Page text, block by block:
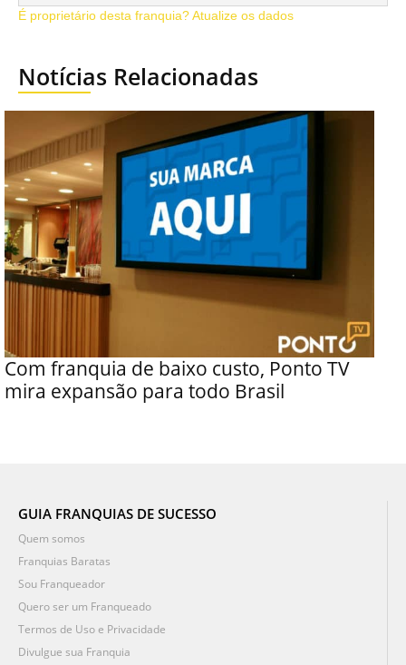
É proprietário desta franquia? Atualize os dados
Notícias Relacionadas
Com franquia de baixo custo, Ponto TV
mira expansão para todo Brasil
GUIA FRANQUIAS DE SUCESSO
Quem somos
Franquias Baratas
Sou Franqueador
Quero ser um Franqueado
Termos de Uso e Privacidade
Divulgue sua Franquia